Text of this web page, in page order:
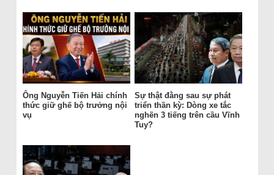
Ông Nguyễn Tiến Hải chính
thức giữ ghế bộ trưởng nội
vụ
Sự thật đằng sau sự phát
triển thần kỳ: Dòng xe tắc
nghẽn 3 tiếng trên cầu Vĩnh
Tuy?